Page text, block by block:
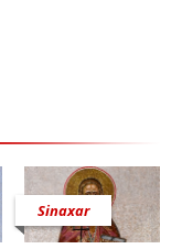
Sinaxar